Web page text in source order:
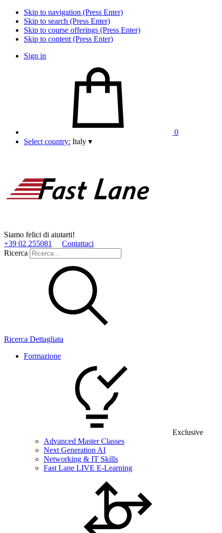
Skip to navigation (Press Enter)
Skip to search (Press Enter)
Skip to course offerings (Press Enter)
Skip to content (Press Enter)
Sign in
0
Select country: Italy ▾
Siamo felici di aiutarti!
+39 02 255081
Contattaci
Ricerca
Ricerca Dettagliata
Formazione
Exclusive
Advanced Master Classes
Next Generation AI
Networking & IT Skills
Fast Lane LIVE E-Learning